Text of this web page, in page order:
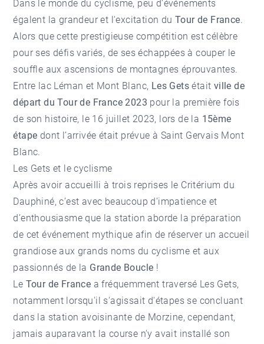
Dans le monde du cyclisme, peu d'événements
égalent la grandeur et l'excitation duTour de France.
Alors que cette prestigieuse compétition est célèbre
pour ses défis variés, de ses échappées à couper le
souffle aux ascensions de montagnes éprouvantes.
Entre lac Léman et Mont Blanc, Les Gets était ville de
départ du Tour de France 2023 pour la première fois
de son histoire, le 16 juillet 2023, lors de la 15ème
étape dont l’arrivée était prévue à Saint Gervais Mont
Blanc.
Les Gets et le cyclisme
Après avoir accueilli à trois reprises le Critérium du
Dauphiné, c’est avec beaucoup d’impatience et
d’enthousiasme que la station aborde la préparation
de cet événement mythique afin de réserver un accueil
grandiose aux grands noms du cyclisme et aux
passionnés de la Grande Boucle !
Le Tour de France a fréquemment traversé Les Gets,
notamment lorsqu'il s'agissait d'étapes se concluant
dans la station avoisinante de Morzine, cependant,
jamais auparavant la course n'y avait installé son